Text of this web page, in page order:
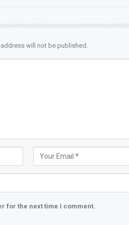
will not be published.
for the next time I comment.